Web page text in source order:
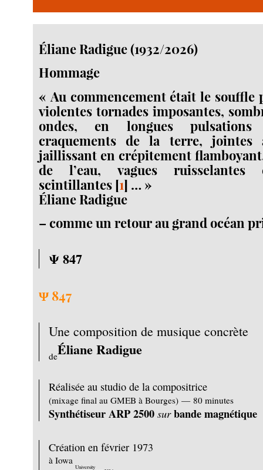
Éliane Radigue (1932/2026)
Hommage
« Au commencement était le souffle
violentes tornades imposantes,
ondes, en longues pulsations
craquements de la terre,
jaillissant en crépitement
de l’eau, vagues ruisselantes
scintillantes [1] … »
Éliane Radigue
– comme un retour au grand océan
Ψ 847
Ψ 847
Une composition de musique concrète
deÉliane Radigue
Réalisée au studio de la compositrice
(mixage final au GMEB à Bourges) — 80 minutes
Synthétiseur ARP 2500 sur bande magnétique
Création en février 1973
à Iowa
University